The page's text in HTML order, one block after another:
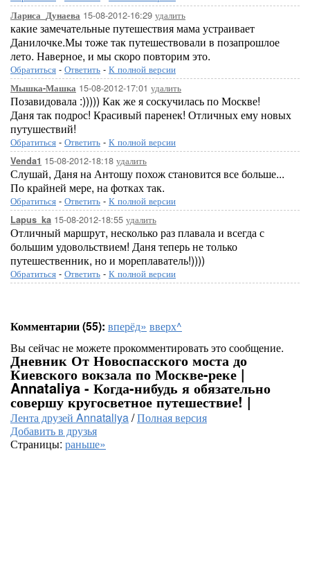
Лариса_Дунаева 15-08-2012-16:29 удалить
какие замечательные путешествия мама устраивает
Данилочке.Мы тоже так путешествовали в позапрошлое
лето. Наверное, и мы скоро повторим это.
Обратиться - Ответить - К полной версии
Мышка-Машка 15-08-2012-17:01 удалить
Позавидовала :))))) Как же я соскучилась по Москве!
Даня так подрос! Красивый паренек! Отличных ему новых
путушествий!
Обратиться - Ответить - К полной версии
Venda1 15-08-2012-18:18 удалить
Слушай, Даня на Антошу похож становится все больше...
По крайней мере, на фотках так.
Обратиться - Ответить - К полной версии
Lapus_ka 15-08-2012-18:55 удалить
Отличный маршрут, несколько раз плавала и всегда с
большим удовольствием! Даня теперь не только
путешественник, но и мореплаватель!))))
Обратиться - Ответить - К полной версии
Комментарии (55): вперёд» вверх^
Вы сейчас не можете прокомментировать это сообщение.
Дневник От Новоспасского моста до
Киевского вокзала по Москве-реке |
Annataliya - Когда-нибудь я обязательно
совершу кругосветное путешествие! |
Лента друзей Annataliya/Полная версия
Добавить в друзья
Страницы: раньше»